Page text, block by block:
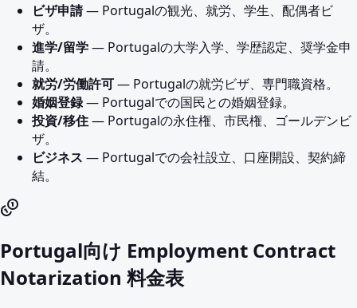
ビザ申請— Portugalの観光、就労、学生、配偶者ビ
ザ。
進学/留学— Portugalの大学入学、学歴認定、奨学金申
請。
就労/労働許可— Portugalの就労ビザ、専門職資格。
婚姻登録— Portugalでの国民との婚姻登録。
投資/移住— Portugalの永住権、市民権、ゴールデンビ
ザ。
ビジネス — Portugalでの会社設立、口座開設、契約締
結。
Portugal向け Employment Contract
Notarization 料金表